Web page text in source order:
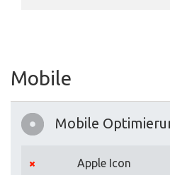
Mobile
Mobile
Apple Icon